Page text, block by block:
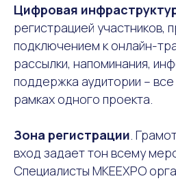
Цифровая
регистрацией участников,
подключением к онлайн-
рассылки, напоминания,
поддержка аудитории –
рамках одного проекта.
Зона регистрации .
вход задает тон всему
Специалисты MKEEXPO